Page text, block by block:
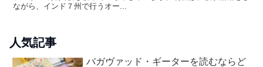
ながら、インド７州で行うオー...
人気記事
バガヴァッド・ギーターを読むならど